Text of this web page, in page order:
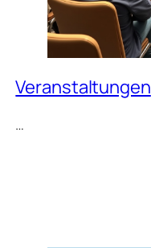
Veranstaltungen
…